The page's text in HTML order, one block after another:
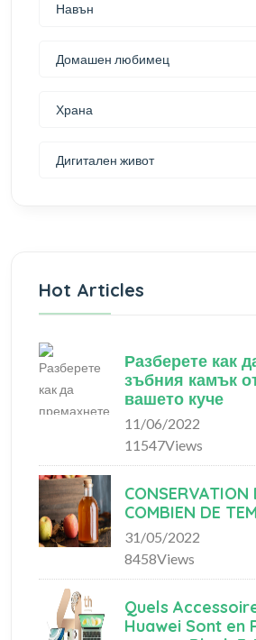
Навън
Домашен любимец
Храна
Дигитален живот
Hot Articles
Разберете как
зъбния камък
вашето куче
11/06/2022
11547Views
CONSERVATION
COMBIEN DE
31/05/2022
8458Views
Quels
Huawei Sont en